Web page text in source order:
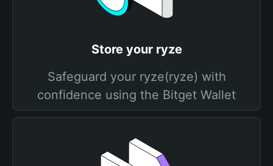
Store your ryze
Safeguard your ryze(ryze) with
confidence using the Bitget Wallet